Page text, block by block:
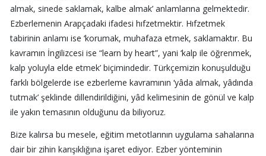
almak, sinede saklamak, kalbe almak’ anlamlarına gelmektedir.
Ezberlemenin Arapçadaki ifadesi hıfzetmektir. Hıfzetmek
tabirinin anlamı ise ‘korumak, muhafaza etmek, saklamaktır. Bu
kavramın İngilizcesi ise “learn by heart”, yani ‘kalp ile öğrenmek,
kalp yoluyla elde etmek’ biçimindedir. Türkçemizin konuşulduğu
farklı bölgelerde ise ezberleme kavramının ‘yâda almak, yâdında
tutmak’ şeklinde dillendirildiğini, yâd kelimesinin de gönül ve kalp
ile yakın temasının olduğunu da biliyoruz.
Bize kalırsa bu mesele, eğitim metotlarının uygulama sahalarına
dair bir zihin karışıklığına işaret ediyor. Ezber yönteminin